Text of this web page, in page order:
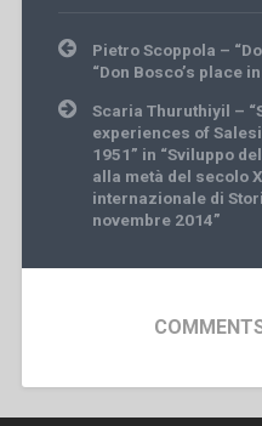
Post
navigation
Pietro Scoppola –
“Don Bosco’s place
Scaria Thuruthiyil –
experiences of
1951” in “Sviluppo
alla metà del secolo
internazionale di
novembre 2014”